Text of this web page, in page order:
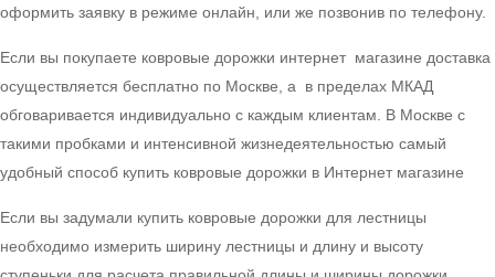
оформить заявку в режиме онлайн, или же позвонив по телефону.
Если вы покупаете ковровые дорожки интернет магазине доставка
осуществляется бесплатно по Москве, а в пределах МКАД
обговаривается индивидуально с каждым клиентам. В Москве с
такими пробками и интенсивной жизнедеятельностью самый
удобный способ купить ковровые дорожки в Интернет магазине
Если вы задумали купить ковровые дорожки для лестницы
необходимо измерить ширину лестницы и длину и высоту